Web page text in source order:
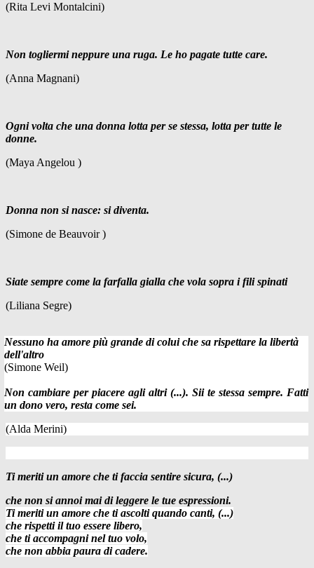
(Rita Levi Montalcini)
Non togliermi neppure una ruga. Le ho pagate tutte care.
(Anna Magnani)
Ogni volta che una donna lotta per se stessa, lotta per tutte le
donne.
(Maya Angelou )
Donna non si nasce: si diventa.
(Simone de Beauvoir )
Siate sempre come la farfalla gialla che vola sopra i fili spinati
(Liliana Segre)
Nessuno ha amore più grande di colui che sa rispettare la libertà
dell'altro
(Simone Weil)
Non cambiare per piacere agli altri (...). Sii te stessa sempre. Fatti
un dono vero, resta come sei.
(Alda Merini)
Ti meriti un amore che ti faccia sentire sicura, (...)
che non si annoi mai di leggere le tue espressioni.
Ti meriti un amore che ti ascolti quando canti, (...)
che rispetti il tuo essere libero,
che ti accompagni nel tuo volo,
che non abbia paura di cadere.